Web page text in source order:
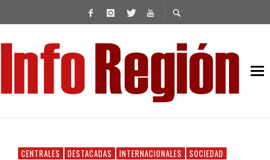
CENTRALES DESTACADAS INTERNACIONALES SOCIEDAD